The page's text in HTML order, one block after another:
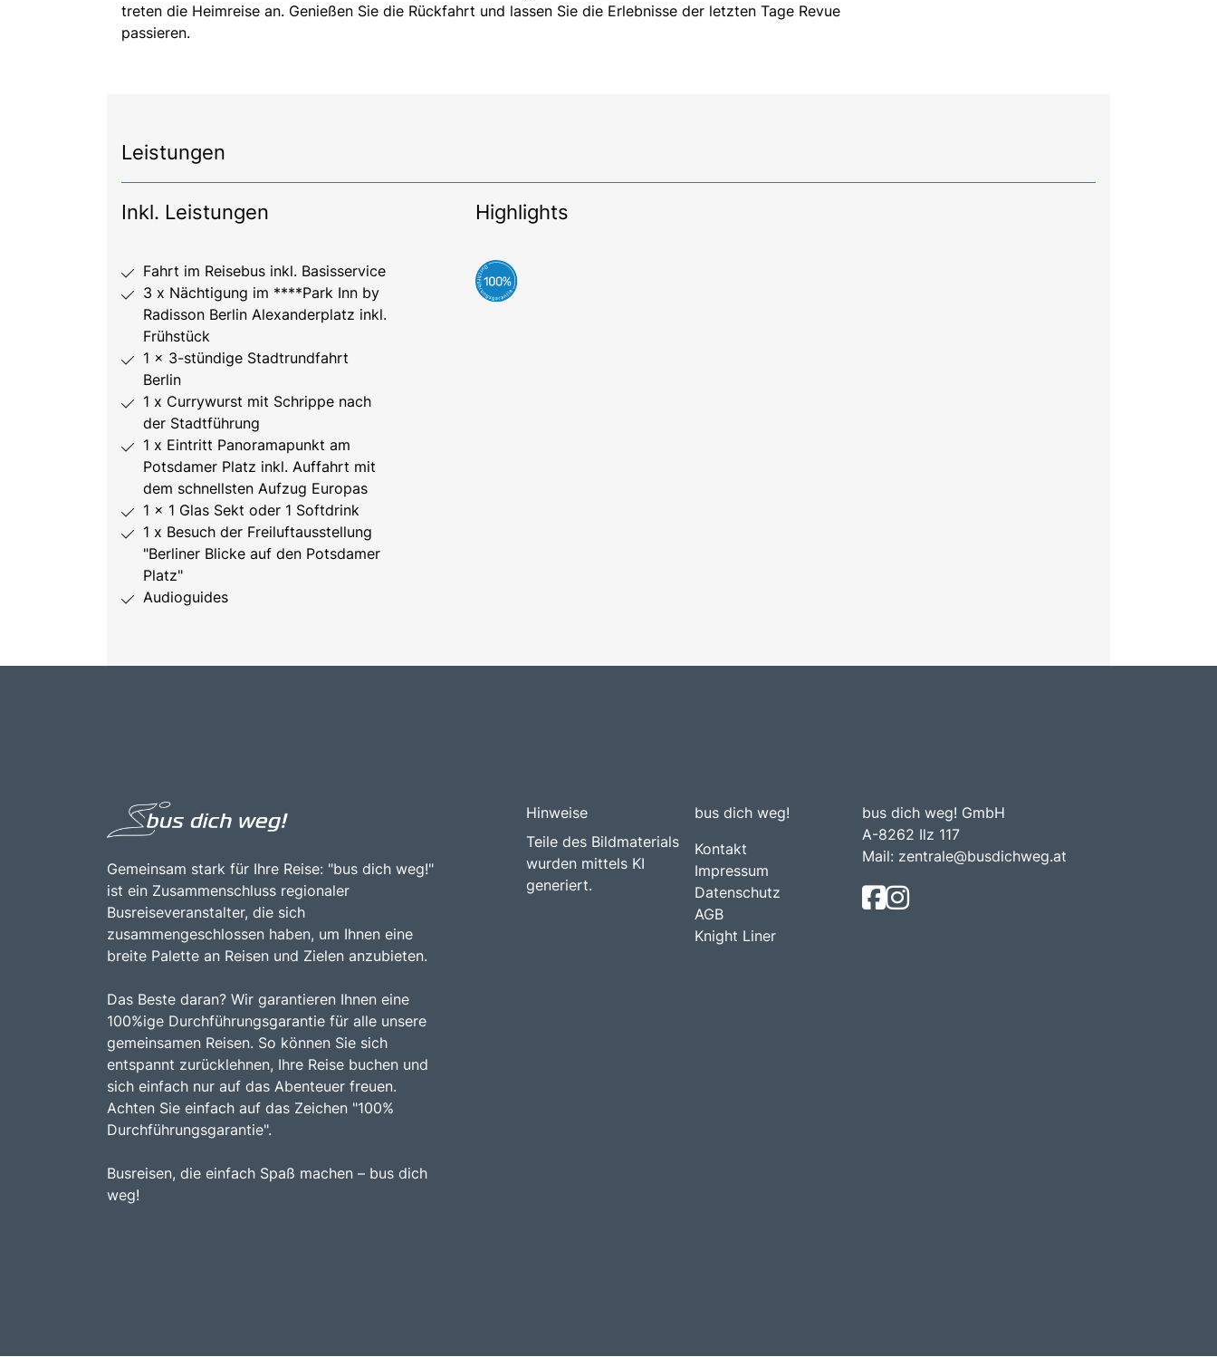
treten die Heimreise an. Genießen Sie die Rückfahrt und lassen Sie die Erlebnisse der letzten Tage Revue
passieren.
Leistungen
Inkl. Leistungen
Fahrt im Reisebus inkl. Basisservice
3 x Nächtigung im ****Park Inn by
Radisson Berlin Alexanderplatz inkl.
Frühstück
1 x 3-stündige Stadtrundfahrt
Berlin
1 x Currywurst mit Schrippe nach
der Stadtführung
1 x Eintritt Panoramapunkt am
Potsdamer Platz inkl. Auffahrt mit
dem schnellsten Aufzug Europas
1 x 1 Glas Sekt oder 1 Softdrink
1 x Besuch der Freiluftausstellung
"Berliner Blicke auf den Potsdamer
Platz"
Audioguides
Highlights
Gemeinsam stark für Ihre Reise: "bus dich weg!"
ist ein Zusammenschluss regionaler
Busreiseveranstalter, die sich
zusammengeschlossen haben, um Ihnen eine
breite Palette an Reisen und Zielen anzubieten.
Das Beste daran? Wir garantieren Ihnen eine
100%ige Durchführungsgarantie für alle unsere
gemeinsamen Reisen. So können Sie sich
entspannt zurücklehnen, Ihre Reise buchen und
sich einfach nur auf das Abenteuer freuen.
Achten Sie einfach auf das Zeichen "100%
Durchführungsgarantie".
Busreisen, die einfach Spaß machen – bus dich
weg!
Hinweise
Teile des Bildmaterials
wurden mittels KI
generiert.
bus dich weg!
Kontakt
Impressum
Datenschutz
AGB
Knight Liner
bus dich weg! GmbH
A-8262 Ilz 117
Mail: zentrale@busdichweg.at